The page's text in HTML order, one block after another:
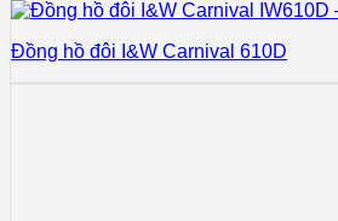
Đồng hồ đôi I&W Carnival 610D